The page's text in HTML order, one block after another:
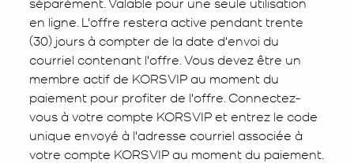
en ligne. L'offre restera active pendant trente
(30) jours à compter de la date d'envoi du
courriel contenant l'offre. Vous devez être un
membre actif de KORSVIP au moment du
paiement pour profiter de l'offre. Connectez-
vous à votre compte KORSVIP et entrez le code
unique envoyé à l'adresse courriel associée à
votre compte KORSVIP au moment du paiement.